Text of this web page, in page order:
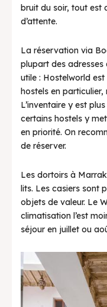
bruit du soir, tout est
d’attente.
La réservation via
plupart des
utile : Hostelworld
hostels en
L’inventaire y est
certains hostels y
en priorité. On
de réserver.
Les dortoirs à
lits. Les casiers sont
objets de valeur. Le
climatisation l’est
séjour en juillet ou